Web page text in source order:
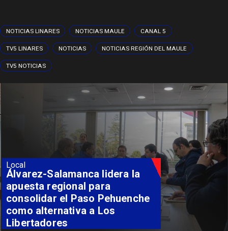
NOTICIAS LINARES NOTICIAS MAULE CANAL 5
TV5 LINARES NOTICIAS NOTICIAS REGIÓN DEL MAULE
TV5 NOTICIAS
Local
Álvarez-Salamanca lidera la
apuesta regional para
consolidar el Paso Pehuenche
como alternativa a Los
Libertadores